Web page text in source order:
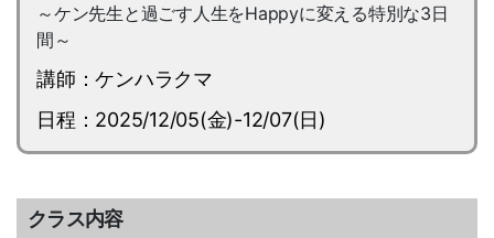
～ケン先生と過ごす人生をHappyに変える特別な3日
間～
講師：ケンハラクマ
日程：2025/12/05(金)-12/07(日)
クラス内容